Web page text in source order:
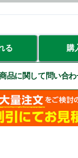
る 購
品に関して問い合